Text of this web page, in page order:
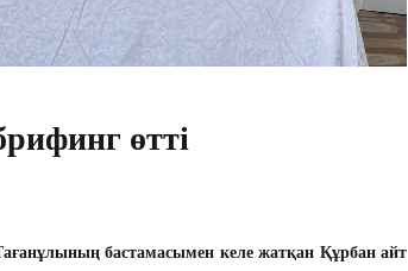
өтті
бастамасымен келе жатқан Құрбан айт